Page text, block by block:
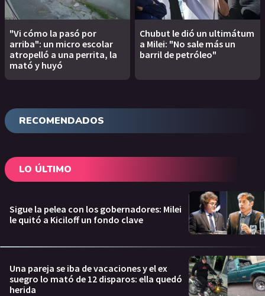
"Vi cómo la pasó por
arriba": un micro escolar
atropelló a una perrita, la
mató y huyó
Chubut le dió un ultimátum
a Milei: "No sale más un
barril de petróleo"
RECOMENDADOS
LO ÚLTIMO
Sigue la pelea con los gobernadores: Milei
le quitó a Kiciloff un fondo clave
Una pareja se iba de vacaciones y el ex
suegro lo mató de 12 disparos: ella quedó
herida